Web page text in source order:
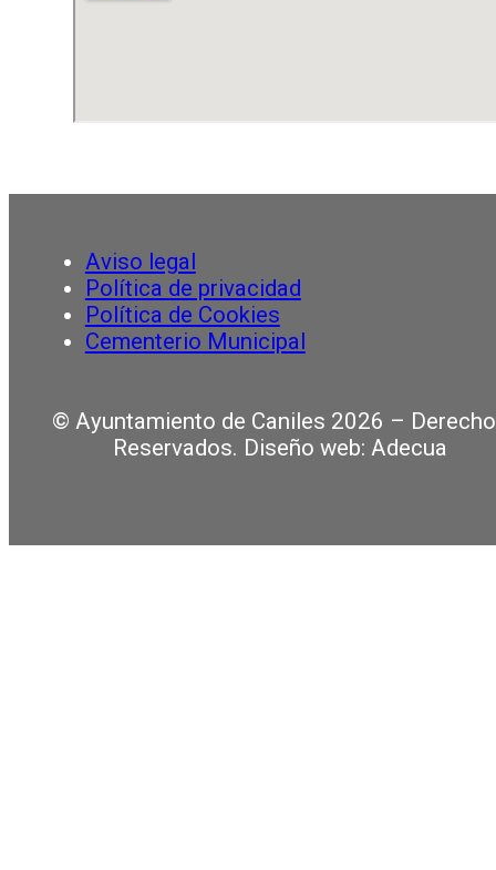
Aviso legal
Política de privacidad
Política de Cookies
Cementerio Municipal
© Ayuntamiento de Caniles 2026 –
Reservados. Diseño web: Adecua